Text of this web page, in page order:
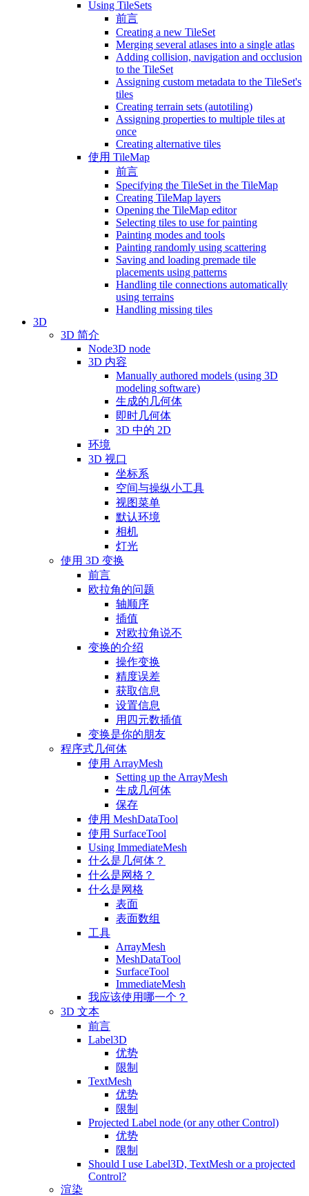
Using TileSets
前言
Creating a new TileSet
Merging several atlases into a single atlas
Adding collision, navigation and occlusion
to the TileSet
Assigning custom metadata to the TileSet's
tiles
Creating terrain sets (autotiling)
Assigning properties to multiple tiles at
once
Creating alternative tiles
使用 TileMap
前言
Specifying the TileSet in the TileMap
Creating TileMap layers
Opening the TileMap editor
Selecting tiles to use for painting
Painting modes and tools
Painting randomly using scattering
Saving and loading premade tile
placements using patterns
Handling tile connections automatically
using terrains
Handling missing tiles
3D
3D 简介
Node3D node
3D 内容
Manually authored models (using 3D
modeling software)
生成的几何体
即时几何体
3D 中的 2D
环境
3D 视口
坐标系
空间与操纵小工具
视图菜单
默认环境
相机
灯光
使用 3D 变换
前言
欧拉角的问题
轴顺序
插值
对欧拉角说不
变换的介绍
操作变换
精度误差
获取信息
设置信息
用四元数插值
变换是你的朋友
程序式几何体
使用 ArrayMesh
Setting up the ArrayMesh
生成几何体
保存
使用 MeshDataTool
使用 SurfaceTool
Using ImmediateMesh
什么是几何体？
什么是网格？
什么是网格
表面
表面数组
工具
ArrayMesh
MeshDataTool
SurfaceTool
ImmediateMesh
我应该使用哪一个？
3D 文本
前言
Label3D
优势
限制
TextMesh
优势
限制
Projected Label node (or any other Control)
优势
限制
Should I use Label3D, TextMesh or a projected
Control?
渲染